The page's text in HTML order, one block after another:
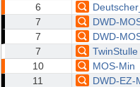
6
7
DWD-
7
DWD-
7
TwinStulle
10
MOS-Min
11
DWD-EZ-